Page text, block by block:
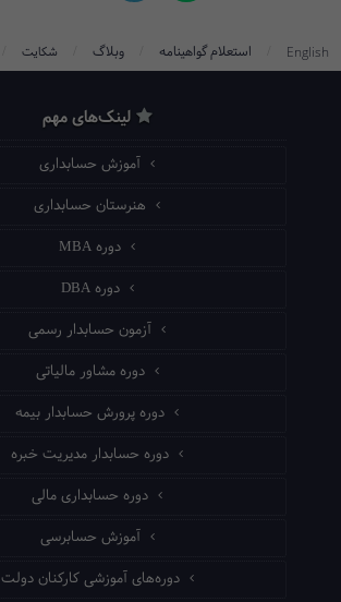
English استعلام گواهینامه وبلاگ شکایت
لینک‌های مهم
آموزش حسابداری
هنرستان حسابداری
دوره MBA
دوره DBA
آزمون حسابدار رسمی
دوره مشاور مالیاتی
دوره پرورش حسابدار بیمه
دوره حسابدار مدیریت خبره
دوره حسابداری مالی
آموزش حسابرسی
دوره‌های آموزشی کارکنان دولت